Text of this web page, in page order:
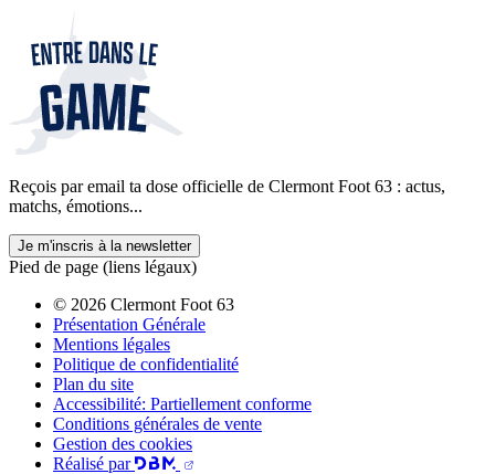
Reçois par email ta dose officielle de Clermont Foot 63 : actus,
matchs, émotions...
Je m'inscris à la newsletter
Pied de page (liens légaux)
© 2026 Clermont Foot 63
Présentation Générale
Mentions légales
Politique de confidentialité
Plan du site
Accessibilité: Partiellement conforme
Conditions générales de vente
Gestion des cookies
Réalisé par